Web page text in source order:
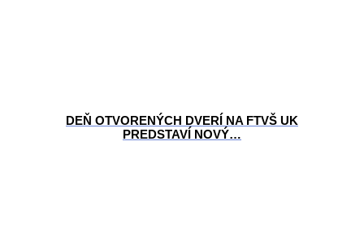
DEŇ OTVORENÝCH DVERÍ NA FTVŠ UK
PREDSTAVÍ NOVÝ…